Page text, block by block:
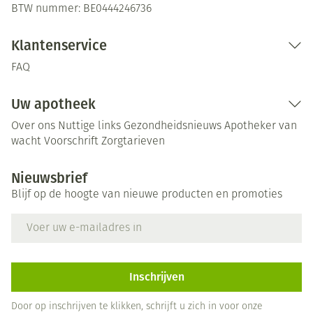
BTW nummer: BE0444246736
Klantenservice
FAQ
Uw apotheek
Over ons Nuttige links Gezondheidsnieuws Apotheker van
wacht Voorschrift Zorgtarieven
Nieuwsbrief
Blijf op de hoogte van nieuwe producten en promoties
Inschrijven
Door op inschrijven te klikken, schrijft u zich in voor onze